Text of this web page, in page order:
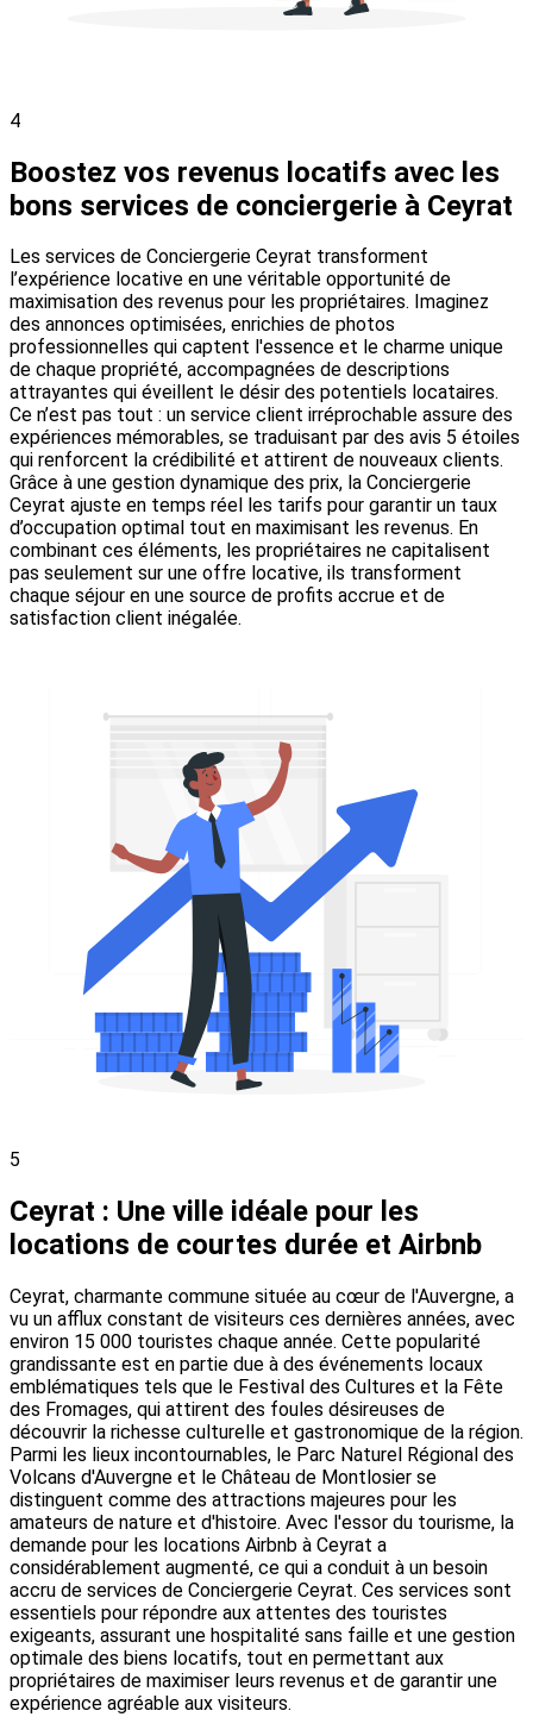
4
Boostez vos revenus locatifs avec les
bons services de conciergerie à Ceyrat
Les services de Conciergerie Ceyrat transforment
l’expérience locative en une véritable opportunité de
maximisation des revenus pour les propriétaires. Imaginez
des annonces optimisées, enrichies de photos
professionnelles qui captent l'essence et le charme unique
de chaque propriété, accompagnées de descriptions
attrayantes qui éveillent le désir des potentiels locataires.
Ce n’est pas tout : un service client irréprochable assure des
expériences mémorables, se traduisant par des avis 5 étoiles
qui renforcent la crédibilité et attirent de nouveaux clients.
Grâce à une gestion dynamique des prix, la Conciergerie
Ceyrat ajuste en temps réel les tarifs pour garantir un taux
d’occupation optimal tout en maximisant les revenus. En
combinant ces éléments, les propriétaires ne capitalisent
pas seulement sur une offre locative, ils transforment
chaque séjour en une source de profits accrue et de
satisfaction client inégalée.
5
Ceyrat : Une ville idéale pour les
locations de courtes durée et Airbnb
Ceyrat, charmante commune située au cœur de l'Auvergne, a
vu un afflux constant de visiteurs ces dernières années, avec
environ 15 000 touristes chaque année. Cette popularité
grandissante est en partie due à des événements locaux
emblématiques tels que le Festival des Cultures et la Fête
des Fromages, qui attirent des foules désireuses de
découvrir la richesse culturelle et gastronomique de la région.
Parmi les lieux incontournables, le Parc Naturel Régional des
Volcans d'Auvergne et le Château de Montlosier se
distinguent comme des attractions majeures pour les
amateurs de nature et d'histoire. Avec l'essor du tourisme, la
demande pour les locations Airbnb à Ceyrat a
considérablement augmenté, ce qui a conduit à un besoin
accru de services de Conciergerie Ceyrat. Ces services sont
essentiels pour répondre aux attentes des touristes
exigeants, assurant une hospitalité sans faille et une gestion
optimale des biens locatifs, tout en permettant aux
propriétaires de maximiser leurs revenus et de garantir une
expérience agréable aux visiteurs.